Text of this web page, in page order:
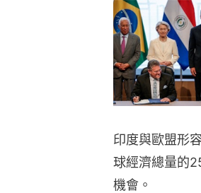
印度與歐盟形
球經濟總量的
機會。